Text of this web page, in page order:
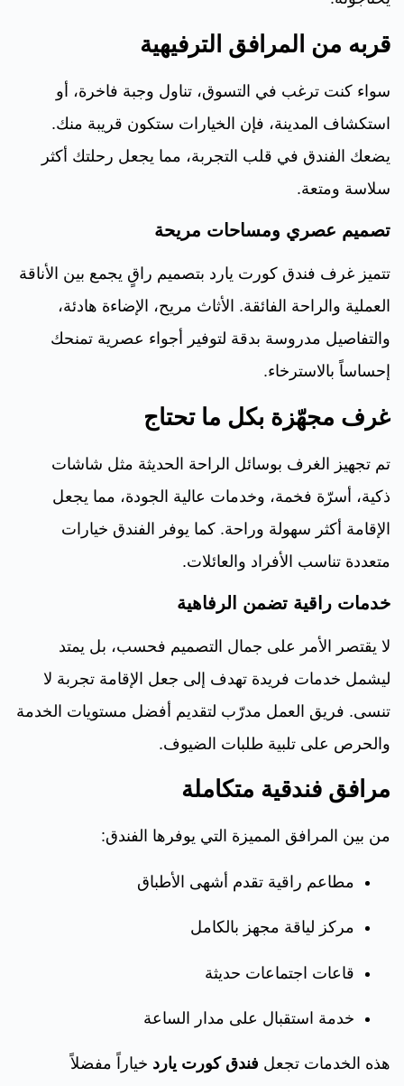
قربه من المرافق الترفيهية
سواء كنت ترغب في التسوق، تناول وجبة فاخرة، أو
استكشاف المدينة، فإن الخيارات ستكون قريبة منك.
يضعك الفندق في قلب التجربة، مما يجعل رحلتك أكثر
سلاسة ومتعة.
تصميم عصري ومساحات مريحة
تتميز غرف فندق كورت يارد بتصميم راقٍ يجمع بين الأناقة
العملية والراحة الفائقة. الأثاث مريح، الإضاءة هادئة،
والتفاصيل مدروسة بدقة لتوفير أجواء عصرية تمنحك
إحساساً بالاسترخاء.
غرف مجهّزة بكل ما تحتاج
تم تجهيز الغرف بوسائل الراحة الحديثة مثل شاشات
ذكية، أسرّة فخمة، وخدمات عالية الجودة، مما يجعل
الإقامة أكثر سهولة وراحة. كما يوفر الفندق خيارات
متعددة تناسب الأفراد والعائلات.
خدمات راقية تضمن الرفاهية
لا يقتصر الأمر على جمال التصميم فحسب، بل يمتد
ليشمل خدمات فريدة تهدف إلى جعل الإقامة تجربة لا
تنسى. فريق العمل مدرّب لتقديم أفضل مستويات الخدمة
والحرص على تلبية طلبات الضيوف.
مرافق فندقية متكاملة
من بين المرافق المميزة التي يوفرها الفندق:
مطاعم راقية تقدم أشهى الأطباق
مركز لياقة مجهز بالكامل
قاعات اجتماعات حديثة
خدمة استقبال على مدار الساعة
هذه الخدمات تجعل فندق كورت يارد خياراً مفضلاً